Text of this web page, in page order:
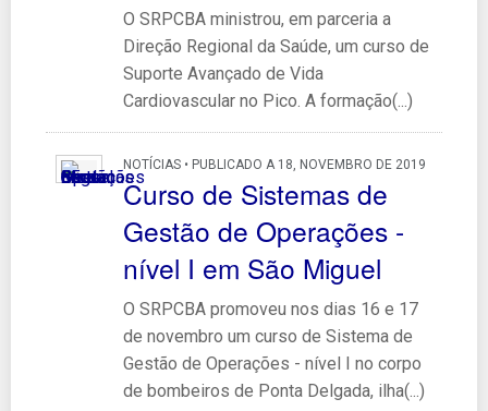
O SRPCBA ministrou, em parceria a
Direção Regional da Saúde, um curso de
Suporte Avançado de Vida
Cardiovascular no Pico. A formação(...)
NOTÍCIAS • PUBLICADO A 18, NOVEMBRO DE 2019
Curso de Sistemas de
Gestão de Operações -
nível I em São Miguel
O SRPCBA promoveu nos dias 16 e 17
de novembro um curso de Sistema de
Gestão de Operações - nível I no corpo
de bombeiros de Ponta Delgada, ilha(...)